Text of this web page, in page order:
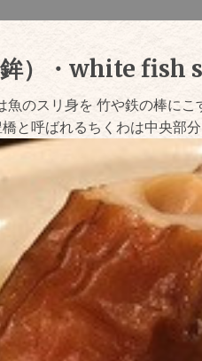
）・white fish
のスリ身を 竹や鉄の棒に
と呼ばれるちくわは中央部